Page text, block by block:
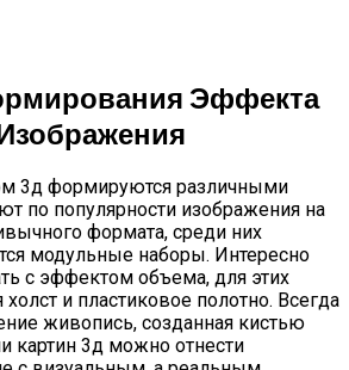
Эффекта
3д формируются различными
по популярности изображения на
формата, среди них
модульные наборы. Интересно
с эффектом объема, для этих
холст и пластиковое полотно. Всегда
живопись, созданная кистью
картин 3д можно отнести